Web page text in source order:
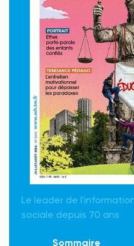
Le leader de
sociale depuis 70 ans
Sommaire